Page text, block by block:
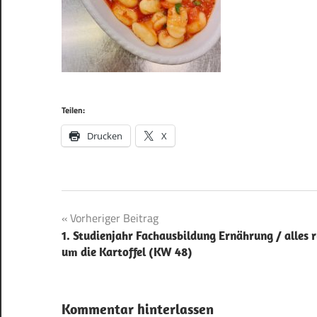
Teilen:
Drucken X
Beitragsnavigation
Vorheriger Beitrag
1. Studienjahr Fachausbildung Ernährung / alles
um die Kartoffel (KW 48)
Kommentar hinterlassen